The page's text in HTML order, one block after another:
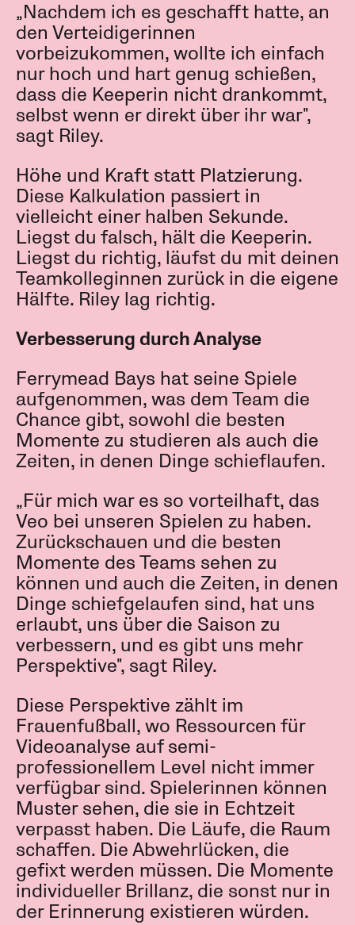
„Nachdem ich es geschafft hatte, an
den Verteidigerinnen
vorbeizukommen, wollte ich einfach
nur hoch und hart genug schießen,
dass die Keeperin nicht drankommt,
selbst wenn er direkt über ihr war",
sagt Riley.
Höhe und Kraft statt Platzierung.
Diese Kalkulation passiert in
vielleicht einer halben Sekunde.
Liegst du falsch, hält die Keeperin.
Liegst du richtig, läufst du mit deinen
Teamkolleginnen zurück in die eigene
Hälfte. Riley lag richtig.
Verbesserung durch Analyse
Ferrymead Bays hat seine Spiele
aufgenommen, was dem Team die
Chance gibt, sowohl die besten
Momente zu studieren als auch die
Zeiten, in denen Dinge schieflaufen.
„Für mich war es so vorteilhaft, das
Veo bei unseren Spielen zu haben.
Zurückschauen und die besten
Momente des Teams sehen zu
können und auch die Zeiten, in denen
Dinge schiefgelaufen sind, hat uns
erlaubt, uns über die Saison zu
verbessern, und es gibt uns mehr
Perspektive", sagt Riley.
Diese Perspektive zählt im
Frauenfußball, wo Ressourcen für
Videoanalyse auf semi-
professionellem Level nicht immer
verfügbar sind. Spielerinnen können
Muster sehen, die sie in Echtzeit
verpasst haben. Die Läufe, die Raum
schaffen. Die Abwehrlücken, die
gefixt werden müssen. Die Momente
individueller Brillanz, die sonst nur in
der Erinnerung existieren würden.